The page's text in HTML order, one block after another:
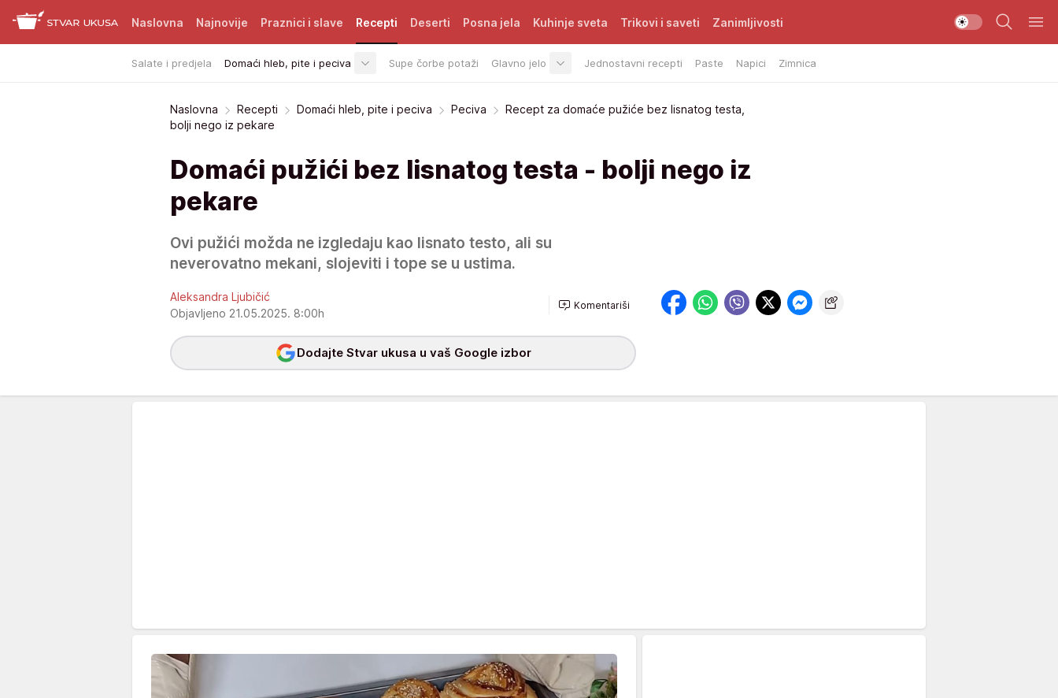
Naslovna Najnovije Praznici i slave Recepti
Salate i predjela Domaći hleb, pite i peciva Supe čorbe potaži Glavno jelo Jednostavni recepti Paste Napici Zimnica
Deserti Posna jela Kuhinje sveta Trikovi i saveti Zanimljivosti
Naslovna Recepti Domaći hleb, pite i peciva Peciva
Recept za domaće pužiće bez lisnatog testa,
bolji nego iz pekare
Domaći pužići bez lisnatog testa - bolji nego iz
pekare
Ovi pužići možda ne izgledaju kao lisnato testo, ali su
neverovatno mekani, slojeviti i tope se u ustima.
Aleksandra Ljubičić
Objavljeno 21.05.2025. 8:00h
Komentariši
Dodajte Stvar ukusa u vaš Google izbor